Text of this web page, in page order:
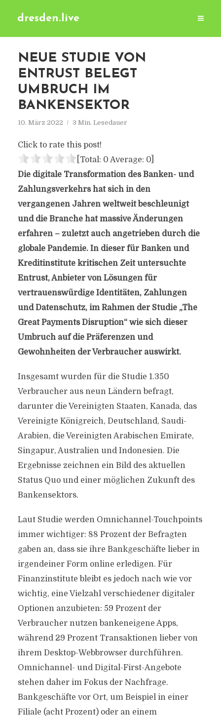
dresden.live
NEUE STUDIE VON
ENTRUST BELEGT
UMBRUCH IM
BANKENSEKTOR
10. März 2022 3 Min. Lesedauer
Click to rate this post!
[Total: 0 Average: 0]
Die digitale Transformation des Banken- und
Zahlungsverkehrs hat sich in den
vergangenen Jahren weltweit beschleunigt
und die Branche hat massive Änderungen
erfahren – zuletzt auch angetrieben durch die
globale Pandemie. In dieser für Banken und
Kreditinstitute kritischen Zeit untersuchte
Entrust, Anbieter von Lösungen für
vertrauenswürdige Identitäten, Zahlungen
und Datenschutz, im Rahmen der Studie „The
Great Payments Disruption“ wie sich dieser
Umbruch auf die Präferenzen und
Gewohnheiten der Verbraucher auswirkt.
Insgesamt wurden für die Studie 1.350
Verbraucher aus neun Ländern befragt,
darunter die Vereinigten Staaten, Kanada, das
Vereinigte Königreich, Deutschland, Saudi-
Arabien, die Vereinigten Arabischen Emirate,
Singapur, Australien und Indonesien. Die
Ergebnisse zeichnen ein Bild des aktuellen
Status Quo und einer möglichen Zukunft des
Bankensektors.
Laut Studie werden Omnichannel-Touchpoints
immer wichtiger: 88 Prozent der Befragten
gaben an, dass sie ihre Bankgeschäfte lieber in
irgendeiner Form online erledigen. Für
Finanzinstitute bleibt es jedoch nach wie vor
wichtig, eine Vielzahl verschiedener digitaler
Optionen anzubieten: 59 Prozent der
Verbraucher nutzen bankeneigene Apps,
während 29 Prozent Transaktionen lieber von
ihrem Desktop-Webbrowser durchführen.
Omnichannel- und Digital-First-Angebote
stehen daher im Fokus der Nachfrage.
Bankgeschäfte vor Ort, um Beispiel in einer
Filiale (acht Prozent) oder an einem